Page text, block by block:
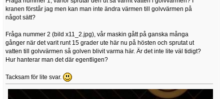
kranen förstår jag men kan man inte ändra värmen till golvvärmen på
något sätt?
Fråga nummer 2 (bild x11_2.jpg), vår maskin gått på ganska många
gånger när det varit runt 15 grader ute här nu på hösten och sprutat ut
vatten till golvvärmen så golven blivit varma här. Är det inte lite väl tidigt?
Hur hanterar man det där egentligen?
Tacksam för lite svar.